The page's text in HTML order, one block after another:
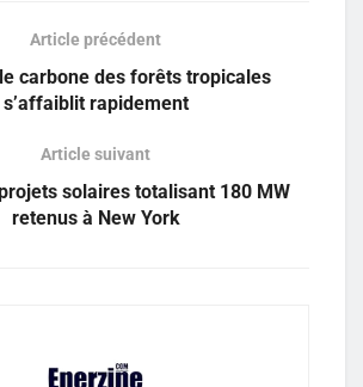
Article précédent
carbone des forêts tropicales
s’affaiblit rapidement
Article suivant
solaires totalisant 180 MW
retenus à New York